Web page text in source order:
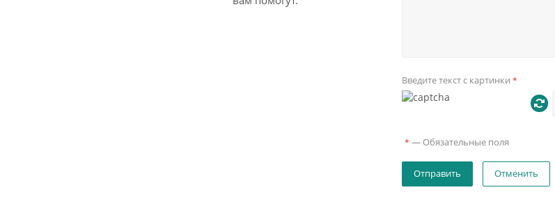
Введите текст с картинки *
* — Обязательные поля
Отменить